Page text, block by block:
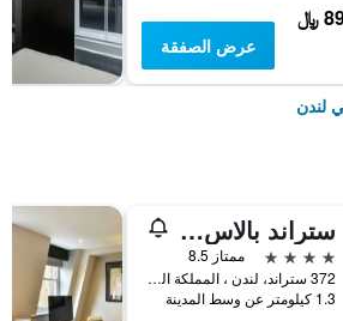
﷼
عرض الصفقة
لندن
ستراند بالاس هوتل
4 نجوم
ممتاز 8.5
372 ستراند، لندن ، المملكة المتحدة, لندن, المملكة المتحدة
1.3 كيلومتر عن وسط المدينة